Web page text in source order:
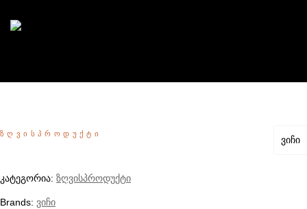
ვიჩი
ᲖᲦᲕᲘᲡᲞᲠᲝᲓᲣᲥᲢᲘ
კატეგორია: ზღვისპროდუქტი
Brands: ვიჩი